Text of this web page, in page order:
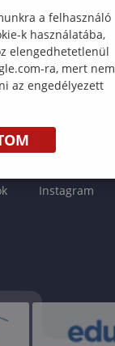
Instagram
a felhasználó
k használatába,
elengedhetetlenül
ra, mert nem
az engedélyezett